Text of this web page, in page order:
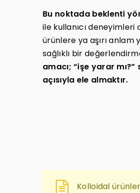
Bu noktada beklenti
ile kullanıcı
ürünlere ya aşırı
sağlıklı bir
amacı; “işe yarar
açısıyla ele almaktır.
Kolloidal